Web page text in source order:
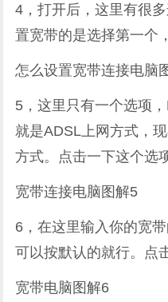
4，打开后，这里有很
置宽带的是选择第一个
怎么设置宽带连接电脑
5，这里只有一个选项
就是ADSL上网方式，
方式。点击一下这个选
宽带连接电脑图解5
6，在这里输入你的宽
可以按默认的就行。点
宽带电脑图解6